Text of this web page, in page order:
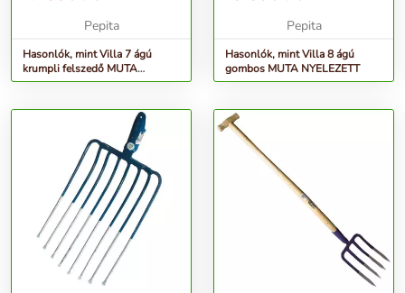
Pepita
Hasonlók, mint Villa 7 ágú
krumpli felszedő MUTA
NYELEZETT
Pepita
Hasonlók, mint Villa 8 ágú
gombos MUTA NYELEZETT